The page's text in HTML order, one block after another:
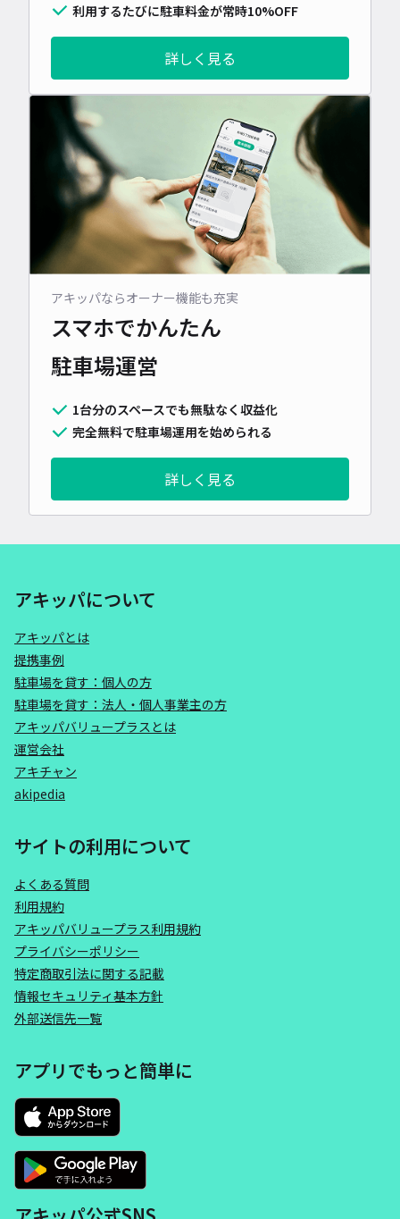
利用するたびに駐車料金が常時10%OFF
詳しく見る
アキッパならオーナー機能も充実
スマホでかんたん
駐車場運営
1台分のスペースでも無駄なく収益化
完全無料で駐車場運用を始められる
詳しく見る
アキッパについて
アキッパとは
提携事例
駐車場を貸す：個人の方
駐車場を貸す：法人・個人事業主の方
アキッパバリュープラスとは
運営会社
アキチャン
akipedia
サイトの利用について
よくある質問
利用規約
アキッパバリュープラス利用規約
プライバシーポリシー
特定商取引法に関する記載
情報セキュリティ基本方針
外部送信先一覧
アプリでもっと簡単に